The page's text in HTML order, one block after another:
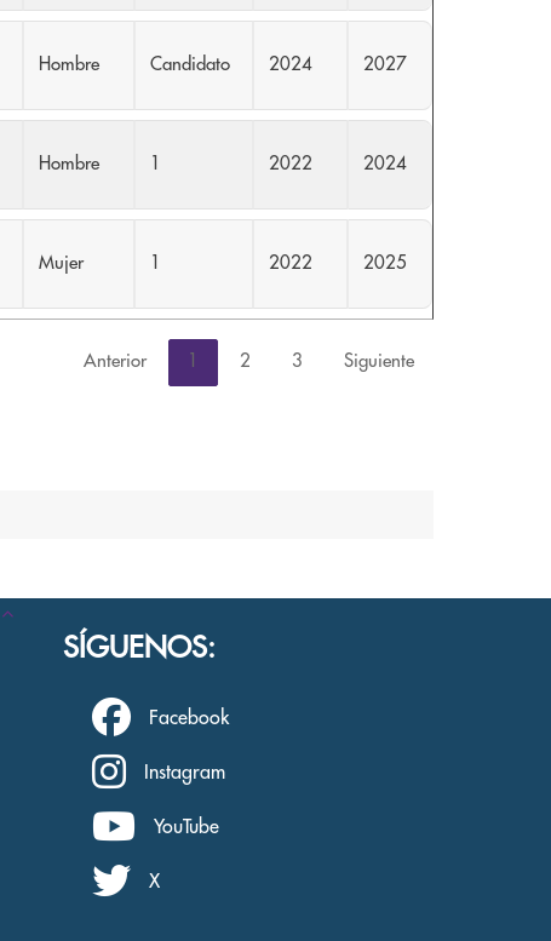
Hombre Candidato 2024 2027
Hombre 2022 2024
Mujer 2022 2025
Anterior 2 3 Siguiente
SÍGUENOS:
Facebook
Instagram
YouTube
X